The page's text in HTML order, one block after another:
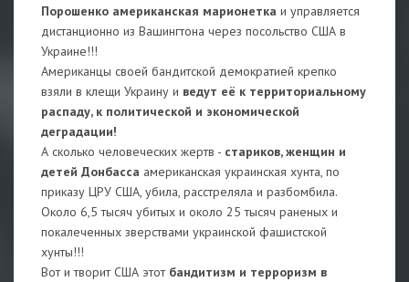
Порошенко американская марионетка и управляется
дистанционно из Вашингтона через посольство США в
Украине!!!
Американцы своей бандитской демократией крепко
взяли в клещи Украину и ведут её к территориальному
распаду, к политической и экономической
деградации!
А сколько человеческих жертв - стариков, женщин и
детей Донбасса американская украинская хунта, по
приказу ЦРУ США, убила, расстреляла и разбомбила.
Около 6,5 тысяч убитых и около 25 тысяч раненых и
покалеченных зверствами украинской фашистской
хунты!!!
Вот и творит США этот бандитизм и терроризм в